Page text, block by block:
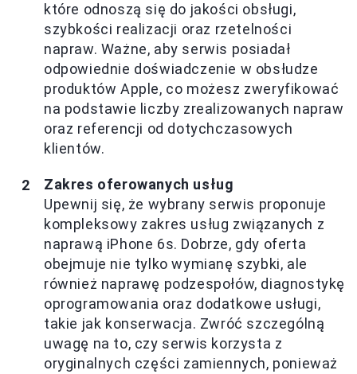
które odnoszą się do jakości obsługi,
szybkości realizacji oraz rzetelności
napraw. Ważne, aby serwis posiadał
odpowiednie doświadczenie w obsłudze
produktów Apple, co możesz zweryfikować
na podstawie liczby zrealizowanych napraw
oraz referencji od dotychczasowych
klientów.
Zakres oferowanych usług
Upewnij się, że wybrany serwis proponuje
kompleksowy zakres usług związanych z
naprawą iPhone 6s. Dobrze, gdy oferta
obejmuje nie tylko wymianę szybki, ale
również naprawę podzespołów, diagnostykę
oprogramowania oraz dodatkowe usługi,
takie jak konserwacja. Zwróć szczególną
uwagę na to, czy serwis korzysta z
oryginalnych części zamiennych, ponieważ